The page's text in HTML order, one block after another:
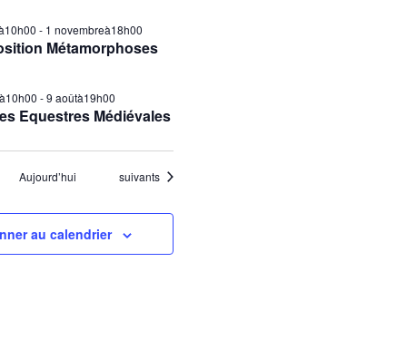
Métamorphoses
- 1 novembreà18h00
Equestres Médiévales
-9 aoûtà19h00
Aujourd’hui Évènements
suivants
au calendrier